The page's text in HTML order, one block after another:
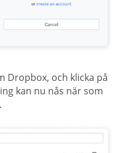
Dropbox, och klicka på
kan nu nås när som